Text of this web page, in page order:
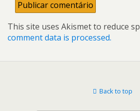
This site uses Akismet to reduce
comment data is processed.
Back to top